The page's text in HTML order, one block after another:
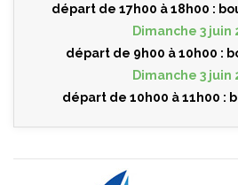
départ de 17h00 à 18h00 :
Dimanche 3 juin
départ de 9h00 à 10h00 :
Dimanche 3 juin
départ de 10h00 à 11h00 :